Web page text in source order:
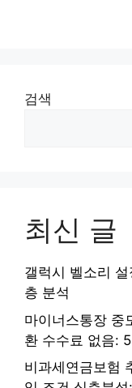
검색
최신 글
갤럭시 벨소리
층 분석
마이너스통장 중
환 수수료 없음:
비과세연금보험